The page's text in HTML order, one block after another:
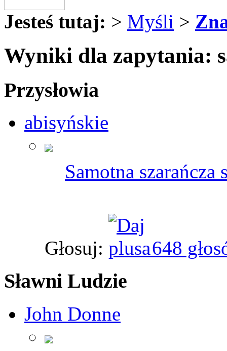
Jesteś tutaj: > Myśli >
Wyniki dla zapytania:
Przysłowia
abisyńskie
Samotna szarańcza
Głosuj: 648
Sławni Ludzie
John Donne